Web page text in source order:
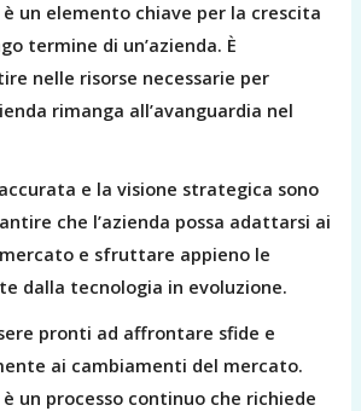
è un elemento chiave per la crescita
termine di un’azienda. È
nelle risorse necessarie per
rimanga all’avanguardia nel
e la visione strategica sono
che l’azienda possa adattarsi ai
e sfruttare appieno le
dalla tecnologia in evoluzione.
pronti ad affrontare sfide e
ai cambiamenti del mercato.
è un processo continuo che richiede